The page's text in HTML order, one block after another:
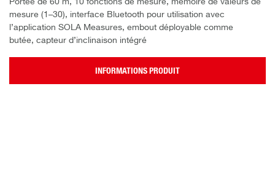
Portée de 60 m, 10 fonctions de mesure, mémoire de valeurs de
mesure (1–30), interface Bluetooth pour utilisation avec
l’application SOLA Measures, embout déployable comme
butée, capteur d’inclinaison intégré
INFORMATIONS PRODUIT